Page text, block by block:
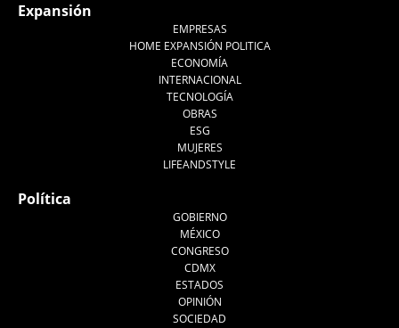
Expansión
EMPRESAS
HOME EXPANSIÓN POLITICA
ECONOMÍA
INTERNACIONAL
TECNOLOGÍA
OBRAS
ESG
MUJERES
LIFEANDSTYLE
Política
GOBIERNO
MÉXICO
CONGRESO
CDMX
ESTADOS
OPINIÓN
SOCIEDAD